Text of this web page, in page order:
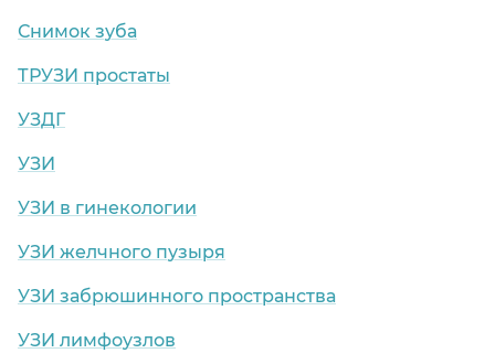
Снимок зуба
ТРУЗИ простаты
УЗДГ
УЗИ
УЗИ в гинекологии
УЗИ желчного пузыря
УЗИ забрюшинного пространства
УЗИ лимфоузлов